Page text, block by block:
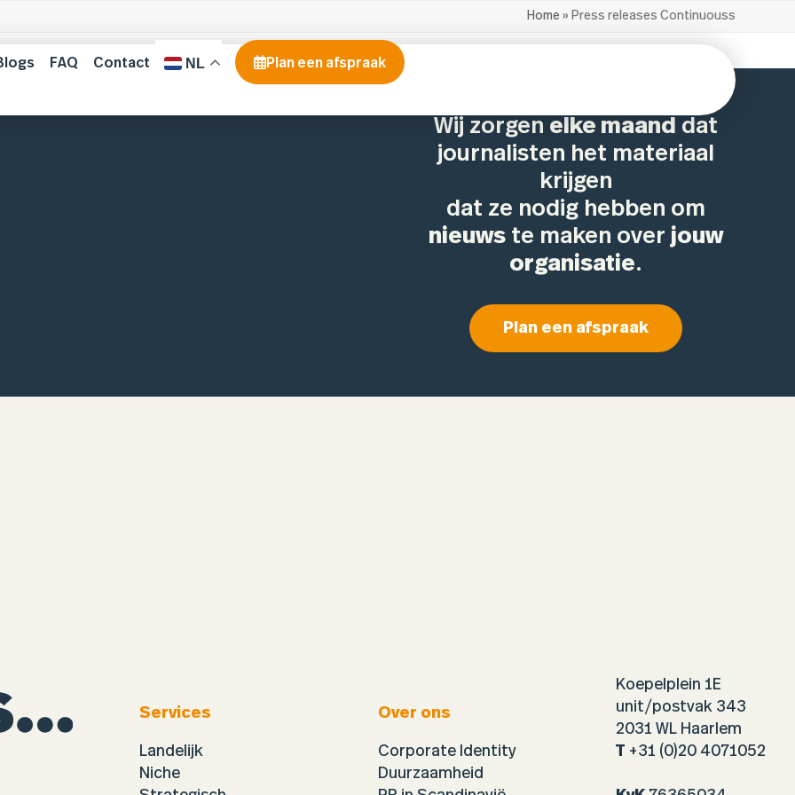
FAQ Contact NL Plan een afspraak
Home » Press releases Continuouss
Wij zorgen elke maand dat
journalisten het materiaal
krijgen
dat ze nodig hebben om
nieuwste maken over jouw
organisatie.
Plan een afspraak
Services
Landelijk
Niche
Over ons
Corporate Identity
Duurzaamheid
Koepelplein 1E
unit/postvak 343
2031 WL Haarlem
T +31 (0)20 4071052